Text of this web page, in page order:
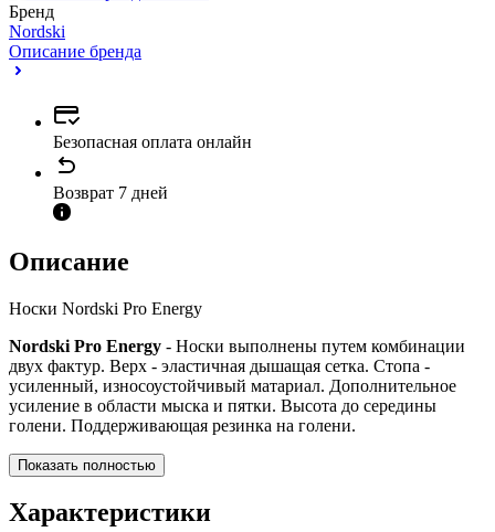
Бренд
Nordski
Описание бренда
Безопасная оплата онлайн
Возврат 7 дней
Описание
Носки Nordski Pro Energy
Nordski Pro Energy - Носки выполнены путем комбинации
двух фактур. Верх - эластичная дышащая сетка. Стопа -
усиленный, износоустойчивый матариал. Дополнительное
усиление в области мыска и пятки. Высота до середины
голени. Поддерживающая резинка на голени.
Показать полностью
Характеристики